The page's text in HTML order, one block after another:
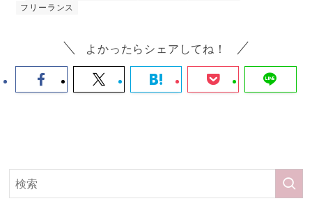
フリーランス
よかったらシェアしてね！